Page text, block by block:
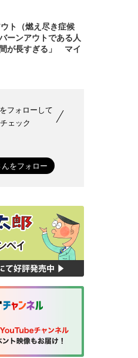
ト（燃え尽き症候
ーンアウトである人
が長すぎる」 マイ
をフォローして
ェック